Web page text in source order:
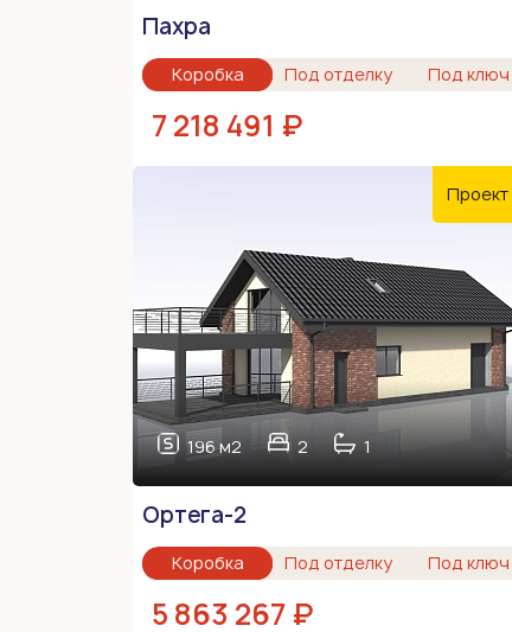
Пахра
Коробка Под отделку Под ключ
7 218 491 ₽
196 м2 2 1
Проект
Ортега-2
Коробка Под отделку Под ключ
5 863 267 ₽